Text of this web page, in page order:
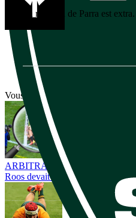
La réaction de Parra est extra.
Vous avez tout lu ?
ARBITRAGE. Le genou de
Roos devait-il être sanctionné ?